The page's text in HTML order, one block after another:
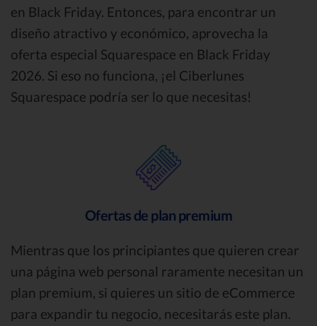
en Black Friday. Entonces, para encontrar un
diseño atractivo y económico, aprovecha la
oferta especial Squarespace en Black Friday
2026. Si eso no funciona, ¡el Ciberlunes
Squarespace podría ser lo que necesitas!
Ofertas de plan premium
Mientras que los principiantes que quieren crear
una página web personal raramente necesitan un
plan premium, si quieres un sitio de eCommerce
para expandir tu negocio, necesitarás este plan.